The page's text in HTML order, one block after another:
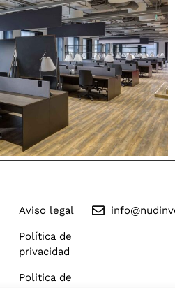
Aviso legal
Política de
privacidad
Politica de